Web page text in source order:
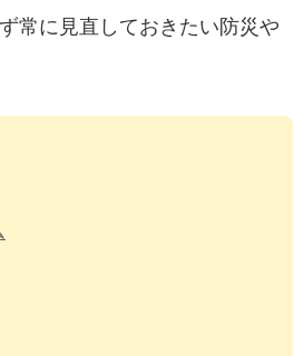
常に見直しておきたい防災や